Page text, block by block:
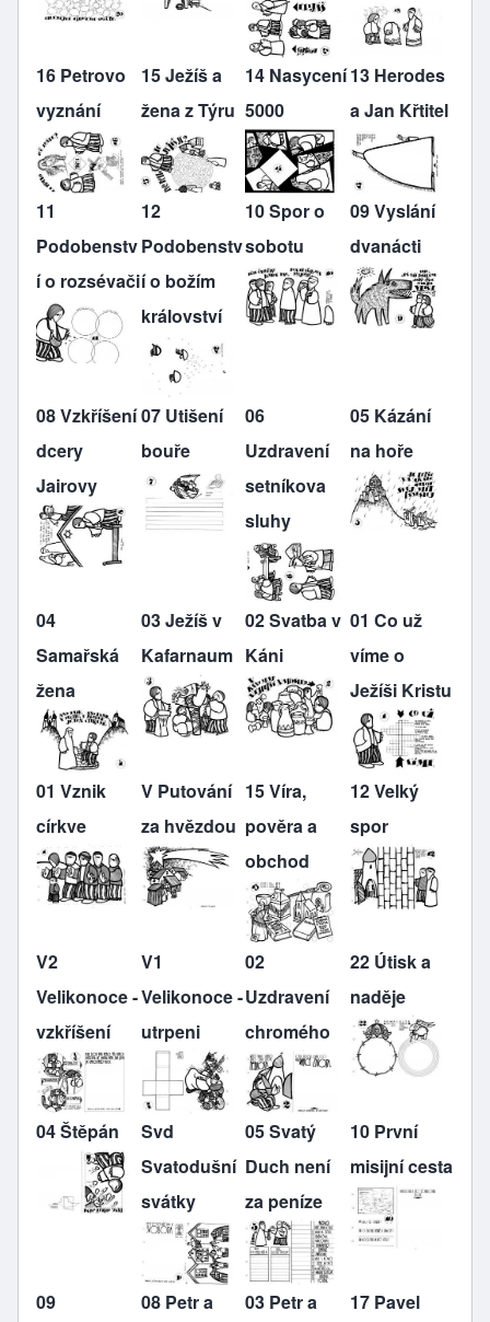
16 Petrovo
vyznání
15 Ježíš a
žena z Týru
14 Nasycení
5000
13 Herodes
a Jan Křtitel
11
Podobenstv
í o rozsévači
12
Podobenstv
í o božím
království
10 Spor o
sobotu
09 Vyslání
dvanácti
08 Vzkříšení
dcery
Jairovy
07 Utišení
bouře
06
Uzdravení
setníkova
sluhy
05 Kázání
na hoře
04
Samařská
žena
03 Ježíš v
Kafarnaum
02 Svatba v
Káni
01 Co už
víme o
Ježíši Kristu
01 Vznik
církve
V Putování
za hvězdou
15 Víra,
pověra a
obchod
12 Velký
spor
V2
Velikonoce -
vzkříšení
V1
Velikonoce -
utrpeni
02
Uzdravení
chromého
22 Útisk a
naděje
04 Štěpán
Svd
Svatodušní
svátky
05 Svatý
Duch není
za peníze
10 První
misijní cesta
09
08 Petr a
03 Petr a
17 Pavel